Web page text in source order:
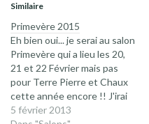
nouvelle
Similaire
Primevère 2015
Eh bien oui... je serai au salon
Primevère qui a lieu les 20,
21 et 22 Février mais pas
pour Terre Pierre et Chaux
cette année encore !! J'irai
bénévolement, en qualité de
5 février 2013